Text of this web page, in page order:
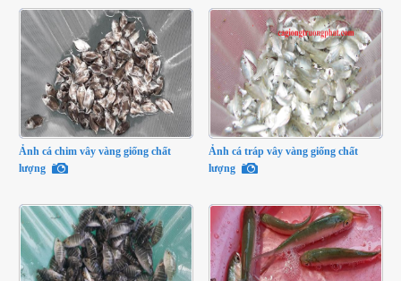
Ảnh cá chim vây vàng giống chất
lượng
Ảnh cá tráp vây vàng giống chất
lượng